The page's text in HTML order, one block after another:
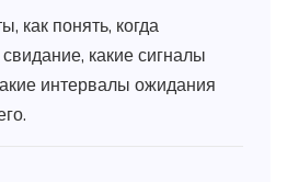
как понять, когда
какие сигналы
интервалы ожидания